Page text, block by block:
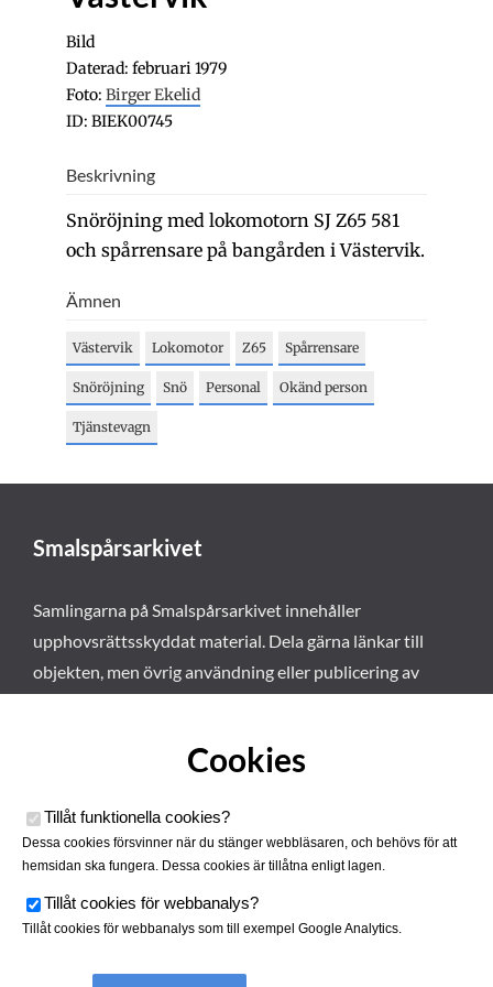
Bild
Daterad: februari 1979
Foto: Birger Ekelid
ID: BIEK00745
Beskrivning
Snöröjning med lokomotorn SJ Z65 581
och spårrensare på bangården i Västervik.
Ämnen
Västervik Lokomotor Z65 Spårrensare
Snöröjning Snö Personal Okänd person
Tjänstevagn
Smalspårsarkivet
Samlingarna på Smalspårsarkivet innehåller
upphovsrättsskyddat material. Dela gärna länkar till
objekten, men övrig användning eller publicering av
Cookies
Tillåt funktionella cookies?
Dessa cookies försvinner när du stänger webbläsaren, och behövs för att
hemsidan ska fungera. Dessa cookies är tillåtna enligt lagen.
Tillåt cookies för webbanalys?
Tillåt cookies för webbanalys som till exempel Google Analytics.